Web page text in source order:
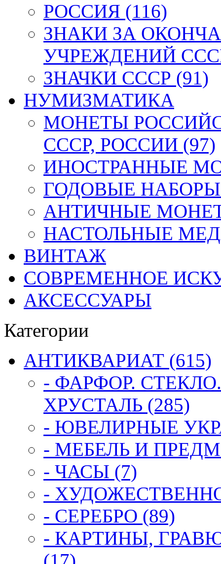
РОССИЯ (116)
ЗНАКИ ЗА
УЧРЕЖДЕНИЙ
ЗНАЧКИ СССР (91)
НУМИЗМАТИКА
МОНЕТЫ
СССР, РОССИИ (97)
ИНОСТРАННЫЕ
ГОДОВЫЕ НАБОРЫ
АНТИЧНЫЕ
НАСТОЛЬНЫЕ
ВИНТАЖ
СОВРЕМЕННОЕ
АКСЕССУАРЫ
Категории
АНТИКВАРИАТ (615)
- ФАРФОР.
ХРУСТАЛЬ (285)
- ЮВЕЛИРНЫЕ
- МЕБЕЛЬ И
- ЧАСЫ (7)
-
- СЕРЕБРО (89)
- КАРТИНЫ,